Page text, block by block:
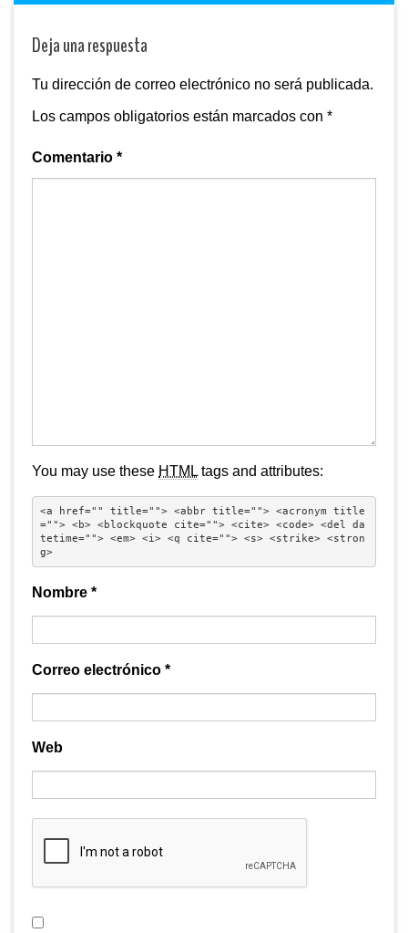
Deja una respuesta
Tu dirección de correo electrónico no será publicada.
Los campos obligatorios están marcados con *
Comentario *
You may use these HTML tags and attributes:
<a href="" title=""> <abbr title=""> <acronym title
=""> <b> <blockquote cite=""> <cite> <code> <del da
tetime=""> <em> <i> <q cite=""> <s> <strike> <stron
g>
Nombre *
Correo electrónico *
Web